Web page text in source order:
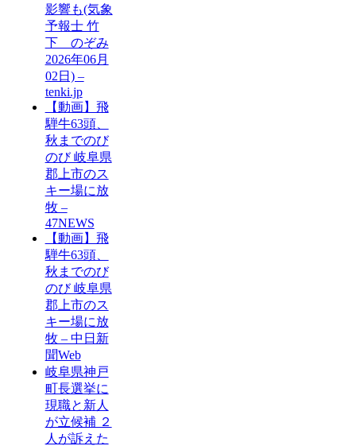
影響も(気象
予報士 竹
下 のぞみ
2026年06月
02日) –
tenki.jp
【動画】飛
騨牛63頭、
秋までのび
のび 岐阜県
郡上市のス
キー場に放
牧 –
47NEWS
【動画】飛
騨牛63頭、
秋までのび
のび 岐阜県
郡上市のス
キー場に放
牧 – 中日新
聞Web
岐阜県神戸
町長選挙に
現職と新人
が立候補 ２
人が訴えた